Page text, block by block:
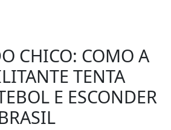
CHICO: COMO A
TENTA
E ESCONDER